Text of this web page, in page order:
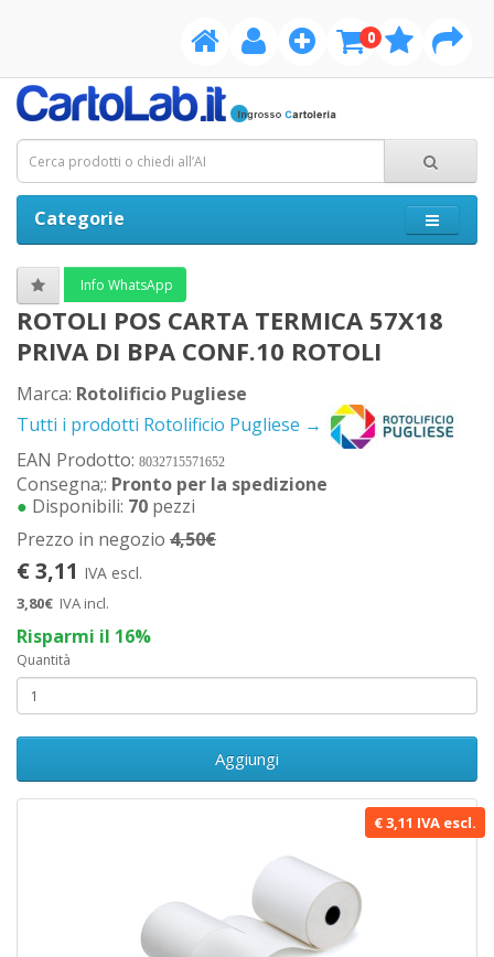
0
Categorie
€ 3,11 IVA escl.
Info WhatsApp
ROTOLI POS CARTA TERMICA 57X18
PRIVA DI BPA CONF.10 ROTOLI
Marca: Rotolificio Pugliese
Tutti i prodotti Rotolificio Pugliese →
EAN Prodotto: 8032715571652
Consegna;: Pronto per la spedizione
● Disponibili: 70 pezzi
Prezzo in negozio 4,50€
€ 3,11 IVA escl.
3,80€ IVA incl.
Risparmi il 16%
Quantità
Aggiungi